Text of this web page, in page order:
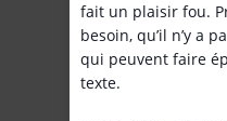
fait un plaisir fou.
besoin, qu’il n’y a
qui peuvent faire
texte.